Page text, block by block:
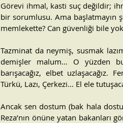
Görevi ihmal, kasti suç değildir;
bir sorumlusu. Ama
memlekette? Can güvenliği bile
Tazminat da neymiş, susmak
demişler malum… O yüzden
barışacağız, elbet uzlaşacağız.
Türkü, Lazı, Çerkezi… El ele
Ancak sen dostum (bak hala
Reza’nın önüne yatan bakanları